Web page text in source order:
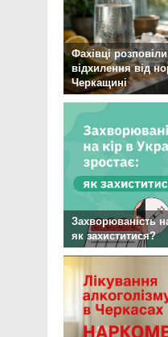
Фахівці
відхилення від
Черкащині
Захворюваність
як захиститися?